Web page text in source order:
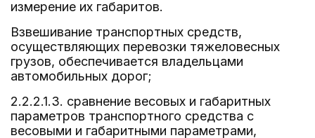
измерение их габаритов.
Взвешивание транспортных средств,
осуществляющих перевозки тяжеловесных
грузов, обеспечивается владельцами
автомобильных дорог;
2.2.2.1.3. сравнение весовых и габаритных
параметров транспортного средства с
весовыми и габаритными параметрами,